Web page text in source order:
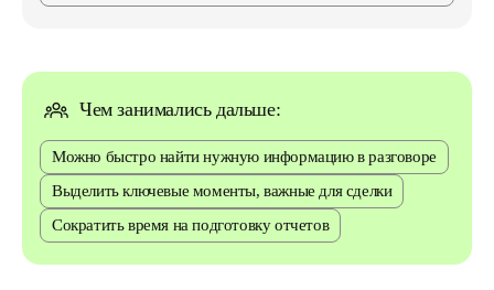
Чем занимались дальше:
Можно быстро найти нужную информацию в разговоре
Выделить ключевые моменты, важные для сделки
Сократить время на подготовку отчетов